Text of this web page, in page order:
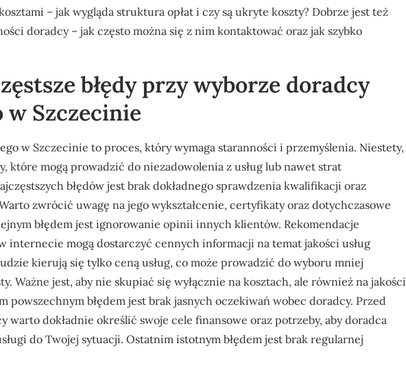
– jak wygląda struktura opłat i czy są ukryte koszty? Dobrze jest też
doradcy – jak często można się z nim kontaktować oraz jak szybko
błędy przy wyborze doradcy
w Szczecinie
w Szczecinie to proces, który wymaga staranności i przemyślenia. Niestety,
które mogą prowadzić do niezadowolenia z usług lub nawet strat
błędów jest brak dokładnego sprawdzenia kwalifikacji oraz
zwrócić uwagę na jego wykształcenie, certyfikaty oraz dotychczasowe
błędem jest ignorowanie opinii innych klientów. Rekomendacje
internecie mogą dostarczyć cennych informacji na temat jakości usług
kierują się tylko ceną usług, co może prowadzić do wyboru mniej
Ważne jest, aby nie skupiać się wyłącznie na kosztach, ale również na jakości
powszechnym błędem jest brak jasnych oczekiwań wobec doradcy. Przed
warto dokładnie określić swoje cele finansowe oraz potrzeby, aby doradca
do Twojej sytuacji. Ostatnim istotnym błędem jest brak regularnej